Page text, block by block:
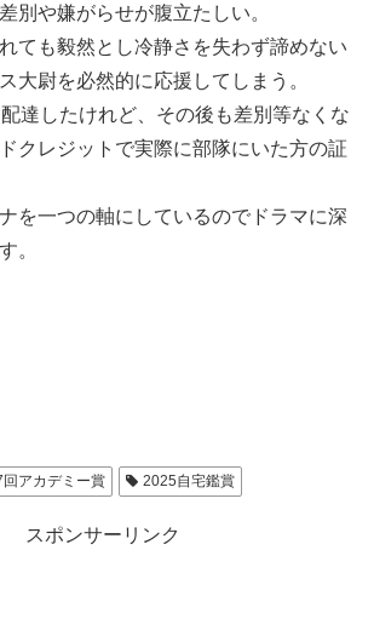
別や嫌がらせが腹立たしい。
ても毅然とし冷静さを失わず諦めない
大尉を必然的に応援してしまう。
達したけれど、その後も差別等なくな
クレジットで実際に部隊にいた方の証
を一つの軸にしているのでドラマに深
。
アカデミー賞 2025自宅鑑賞
スポンサーリンク